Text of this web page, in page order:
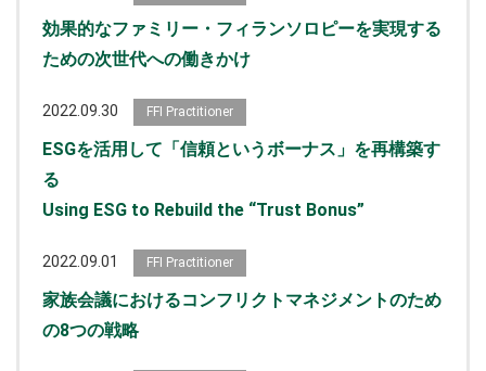
効果的なファミリー・フィランソロピーを実現する
ための次世代への働きかけ
2022.09.30 FFI Practitioner
ESGを活用して「信頼というボーナス」を再構築す
る
Using ESG to Rebuild the “Trust Bonus”
2022.09.01 FFI Practitioner
家族会議におけるコンフリクトマネジメントのため
の8つの戦略